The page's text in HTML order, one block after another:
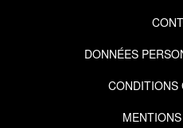
DONNÉES
CONDITIONS